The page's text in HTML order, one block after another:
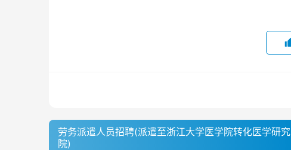
劳务派遣人员招聘(派遣至浙江大学医学院转化医学研究
院)